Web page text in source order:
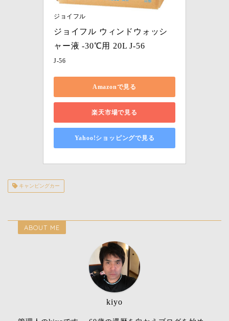
ジョイフル
ジョイフル ウィンドウォッシ
ャー液 -30℃用 20L J-56
J-56
Amazonで見る
楽天市場で見る
Yahoo!ショッピングで見る
キャンピングカー
ABOUT ME
kiyo